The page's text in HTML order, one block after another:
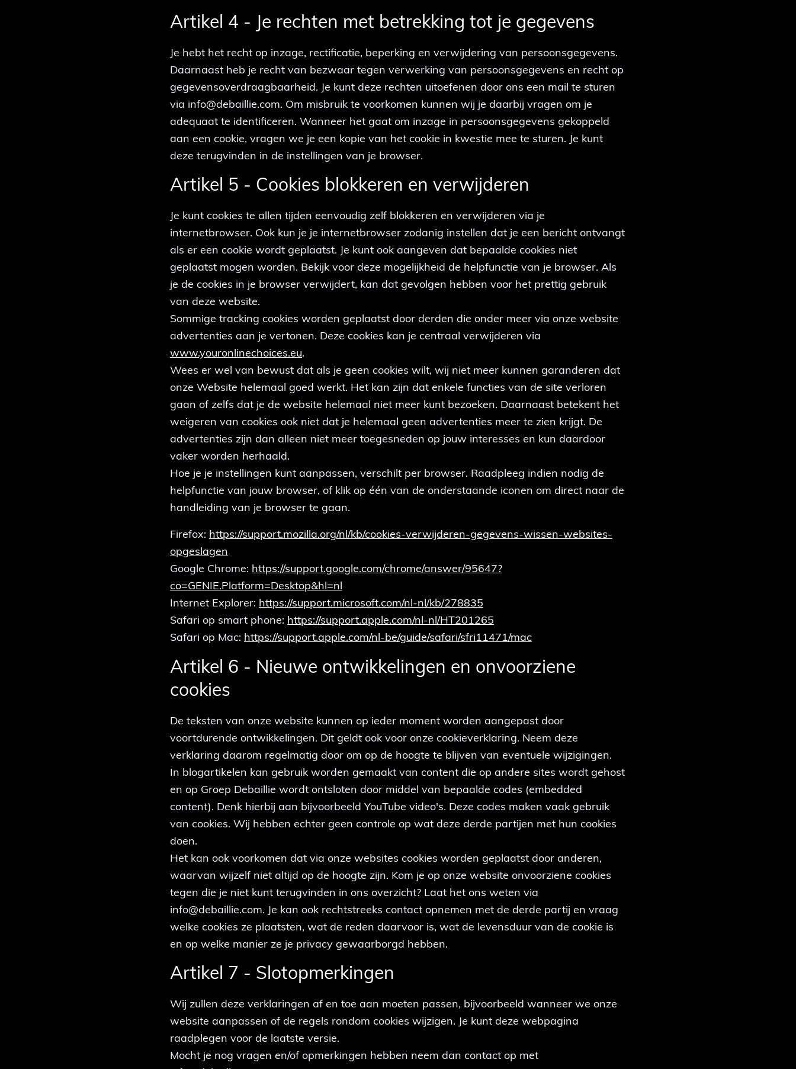
Artikel 4 - Je rechten met betrekking tot je gegevens
Je hebt het recht op inzage, rectificatie, beperking en verwijdering van persoonsgegevens.
Daarnaast heb je recht van bezwaar tegen verwerking van persoonsgegevens en recht op
gegevensoverdraagbaarheid. Je kunt deze rechten uitoefenen door ons een mail te sturen
via info@debaillie.com. Om misbruik te voorkomen kunnen wij je daarbij vragen om je
adequaat te identificeren. Wanneer het gaat om inzage in persoonsgegevens gekoppeld
aan een cookie, vragen we je een kopie van het cookie in kwestie mee te sturen. Je kunt
deze terugvinden in de instellingen van je browser.
Artikel 5 - Cookies blokkeren en verwijderen
Je kunt cookies te allen tijden eenvoudig zelf blokkeren en verwijderen via je
internetbrowser. Ook kun je je internetbrowser zodanig instellen dat je een bericht ontvangt
als er een cookie wordt geplaatst. Je kunt ook aangeven dat bepaalde cookies niet
geplaatst mogen worden. Bekijk voor deze mogelijkheid de helpfunctie van je browser. Als
je de cookies in je browser verwijdert, kan dat gevolgen hebben voor het prettig gebruik
van deze website.
Sommige tracking cookies worden geplaatst door derden die onder meer via onze website
advertenties aan je vertonen. Deze cookies kan je centraal verwijderen via
www.youronlinechoices.eu.
Wees er wel van bewust dat als je geen cookies wilt, wij niet meer kunnen garanderen dat
onze Website helemaal goed werkt. Het kan zijn dat enkele functies van de site verloren
gaan of zelfs dat je de website helemaal niet meer kunt bezoeken. Daarnaast betekent het
weigeren van cookies ook niet dat je helemaal geen advertenties meer te zien krijgt. De
advertenties zijn dan alleen niet meer toegesneden op jouw interesses en kun daardoor
vaker worden herhaald.
Hoe je je instellingen kunt aanpassen, verschilt per browser. Raadpleeg indien nodig de
helpfunctie van jouw browser, of klik op één van de onderstaande iconen om direct naar de
handleiding van je browser te gaan.
Firefox: https://support.mozilla.org/nl/kb/cookies-verwijderen-gegevens-wissen-websites-
opgeslagen
Google Chrome: https://support.google.com/chrome/answer/95647?
co=GENIE.Platform=Desktop&hl=nl
Internet Explorer: https://support.microsoft.com/nl-nl/kb/278835
Safari op smart phone: https://support.apple.com/nl-nl/HT201265
Safari op Mac: https://support.apple.com/nl-be/guide/safari/sfri11471/mac
Artikel 6 - Nieuwe ontwikkelingen en onvoorziene
cookies
De teksten van onze website kunnen op ieder moment worden aangepast door
voortdurende ontwikkelingen. Dit geldt ook voor onze cookieverklaring. Neem deze
verklaring daarom regelmatig door om op de hoogte te blijven van eventuele wijzigingen.
In blogartikelen kan gebruik worden gemaakt van content die op andere sites wordt gehost
en op Groep Debaillie wordt ontsloten door middel van bepaalde codes (embedded
content). Denk hierbij aan bijvoorbeeld YouTube video's. Deze codes maken vaak gebruik
van cookies. Wij hebben echter geen controle op wat deze derde partijen met hun cookies
doen.
Het kan ook voorkomen dat via onze websites cookies worden geplaatst door anderen,
waarvan wijzelf niet altijd op de hoogte zijn. Kom je op onze website onvoorziene cookies
tegen die je niet kunt terugvinden in ons overzicht? Laat het ons weten via
info@debaillie.com. Je kan ook rechtstreeks contact opnemen met de derde partij en vraag
welke cookies ze plaatsten, wat de reden daarvoor is, wat de levensduur van de cookie is
en op welke manier ze je privacy gewaarborgd hebben.
Artikel 7 - Slotopmerkingen
Wij zullen deze verklaringen af en toe aan moeten passen, bijvoorbeeld wanneer we onze
website aanpassen of de regels rondom cookies wijzigen. Je kunt deze webpagina
raadplegen voor de laatste versie.
Mocht je nog vragen en/of opmerkingen hebben neem dan contact op met